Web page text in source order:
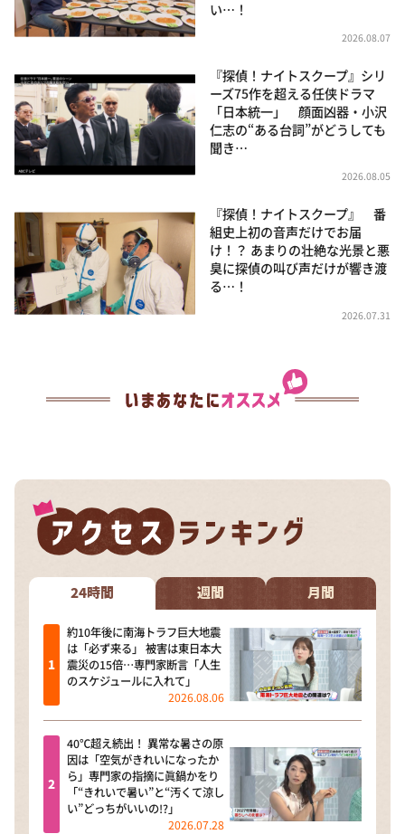
い…！
2026.08.07
『探偵！ナイトスクープ』シリ
ーズ75作を超える任侠ドラマ
「日本統一」 顔面凶器・小沢
仁志の“ある台詞”がどうしても
聞き…
2026.08.05
『探偵！ナイトスクープ』 番
組史上初の音声だけでお届
け！？ あまりの壮絶な光景と悪
臭に探偵の叫び声だけが響き渡
る…！
2026.07.31
24時間 週間 月間
約10年後に南海トラフ巨大地震
は「必ず来る」 被害は東日本大
震災の15倍…専門家断言「人生
のスケジュールに入れて」
2026.08.06
40℃超え続出！ 異常な暑さの原
因は「空気がきれいになったか
ら」専門家の指摘に眞鍋かをり
「“きれいで暑い”と“汚くて涼し
い”どっちがいいの!?」
2026.07.28